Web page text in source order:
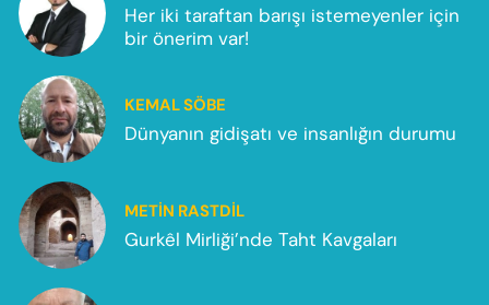
Her iki taraftan barışı istemeyenler için
bir önerim var!
KEMAL SÖBE
Dünyanın gidişatı ve insanlığın durumu
METIN RASTDIL
Gurkêl Mirliği’nde Taht Kavgaları